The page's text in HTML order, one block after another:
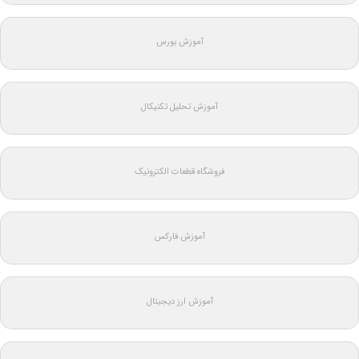
آموزش بورس
آموزش تحلیل تکنیکال
فروشگاه قطعات الکترونیک
آموزش فارکس
آموزش ارز دیجیتال